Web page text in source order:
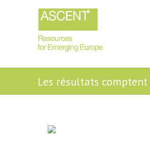
Les résultats comptent